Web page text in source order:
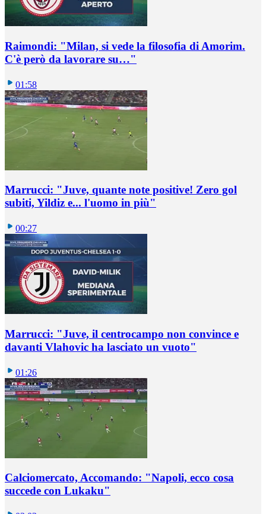
Raimondi: "Milan, si vede la filosofia di Amorim.
C'è però da lavorare su…"
01:58
Marrucci: "Juve, quante note positive! Zero gol
subiti, Yildiz e... l'uomo in più"
00:27
Marrucci: "Juve, il centrocampo non convince e
davanti Vlahovic ha lasciato un vuoto"
01:26
Calciomercato, Accomando: "Napoli, ecco cosa
succede con Lukaku"